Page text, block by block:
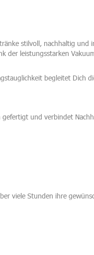
stilvoll, nachhaltig und
der leistungsstarken
begleitet Dich
gefertigt und verbindet
viele Stunden ihre